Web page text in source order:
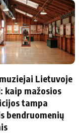
Lietuvoje
kaip mažosios
tampa
bendruomenių